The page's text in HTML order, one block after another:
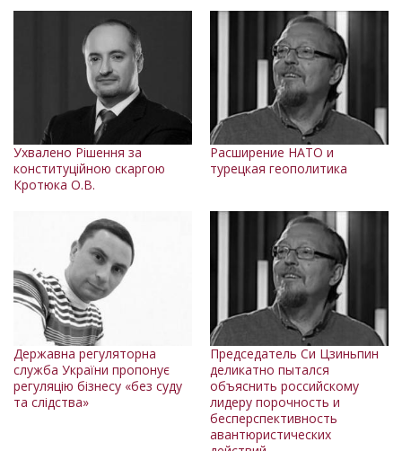
Ухвалено Рішення за
конституційною скаргою
Кротюка О.В.
Расширение НАТО и
турецкая геополитика
Державна регуляторна
служба України пропонує
регуляцію бізнесу «без суду
та слідства»
Председатель Cи Цзиньпин
деликатно пытался
объяснить российскому
лидеру порочность и
бесперспективность
авантюристических